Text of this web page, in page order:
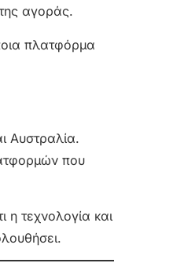
αγοράς.
πλατφόρμα
Αυστραλία.
που
η τεχνολογία και